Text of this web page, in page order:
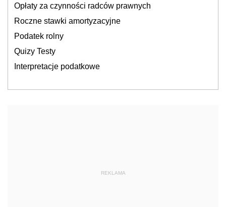
Opłaty za czynności radców prawnych
Roczne stawki amortyzacyjne
Podatek rolny
Quizy Testy
Interpretacje podatkowe
REKLAMA